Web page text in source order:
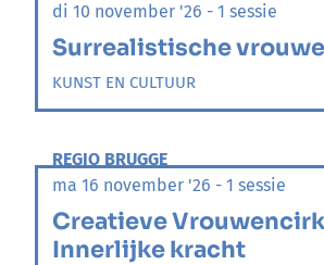
di 10 november '26 - 1 sessie
Surrealistische
KUNST EN CULTUUR
REGIO BRUGGE
ma 16 november '26 - 1 sessie
Creatieve
Innerlijke kracht